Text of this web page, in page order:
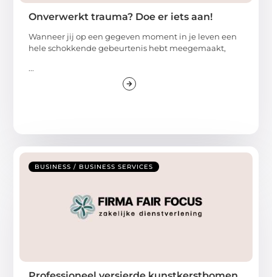
Onverwerkt trauma? Doe er iets aan!
Wanneer jij op een gegeven moment in je leven een
hele schokkende gebeurtenis hebt meegemaakt,
...
BUSINESS / BUSINESS SERVICES